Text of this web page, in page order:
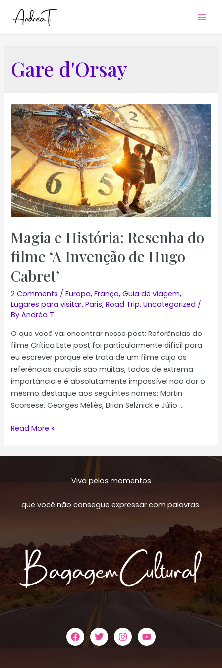
Gare d'Orsay
Magia e História: Resenha do
filme ‘A Invenção de Hugo
Cabret’
2 Comments /Europa,França,Guia de viagem,
Lugares para visitar,Paris,Road Trip,Uncategorized /
ByAndréa T.
O que você vai encontrar nesse post: Referências do
filme Crítica Este post foi particularmente difícil para
eu escrever porque ele trata de um filme cujo as
referências cruciais são muitas, todas de extrema
importância e é absolutamente impossível não dar o
mesmo destaque aos seguintes nomes: Martin
Scorsese, Georges Méliès, Brian Selznick e Júlio …
Magia
Invenção
Cabret’
Read More »
Viva pelos momentos
que você não consegue expressar com palavras.